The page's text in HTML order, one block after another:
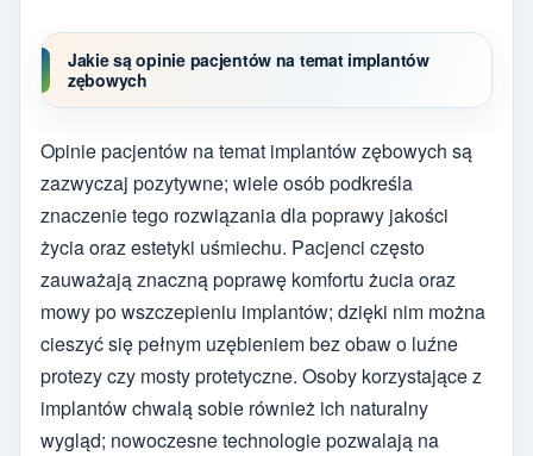
Jakie są opinie pacjentów na temat implantów
zębowych
Opinie pacjentów na temat implantów zębowych są
zazwyczaj pozytywne; wiele osób podkreśla
znaczenie tego rozwiązania dla poprawy jakości
życia oraz estetyki uśmiechu. Pacjenci często
zauważają znaczną poprawę komfortu żucia oraz
mowy po wszczepieniu implantów; dzięki nim można
cieszyć się pełnym uzębieniem bez obaw o luźne
protezy czy mosty protetyczne. Osoby korzystające z
implantów chwalą sobie również ich naturalny
wygląd; nowoczesne technologie pozwalają na